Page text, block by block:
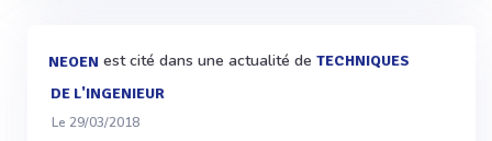
NEOEN est cité dans une actualité de TECHNIQUES
DE L'INGENIEUR
Le 29/03/2018